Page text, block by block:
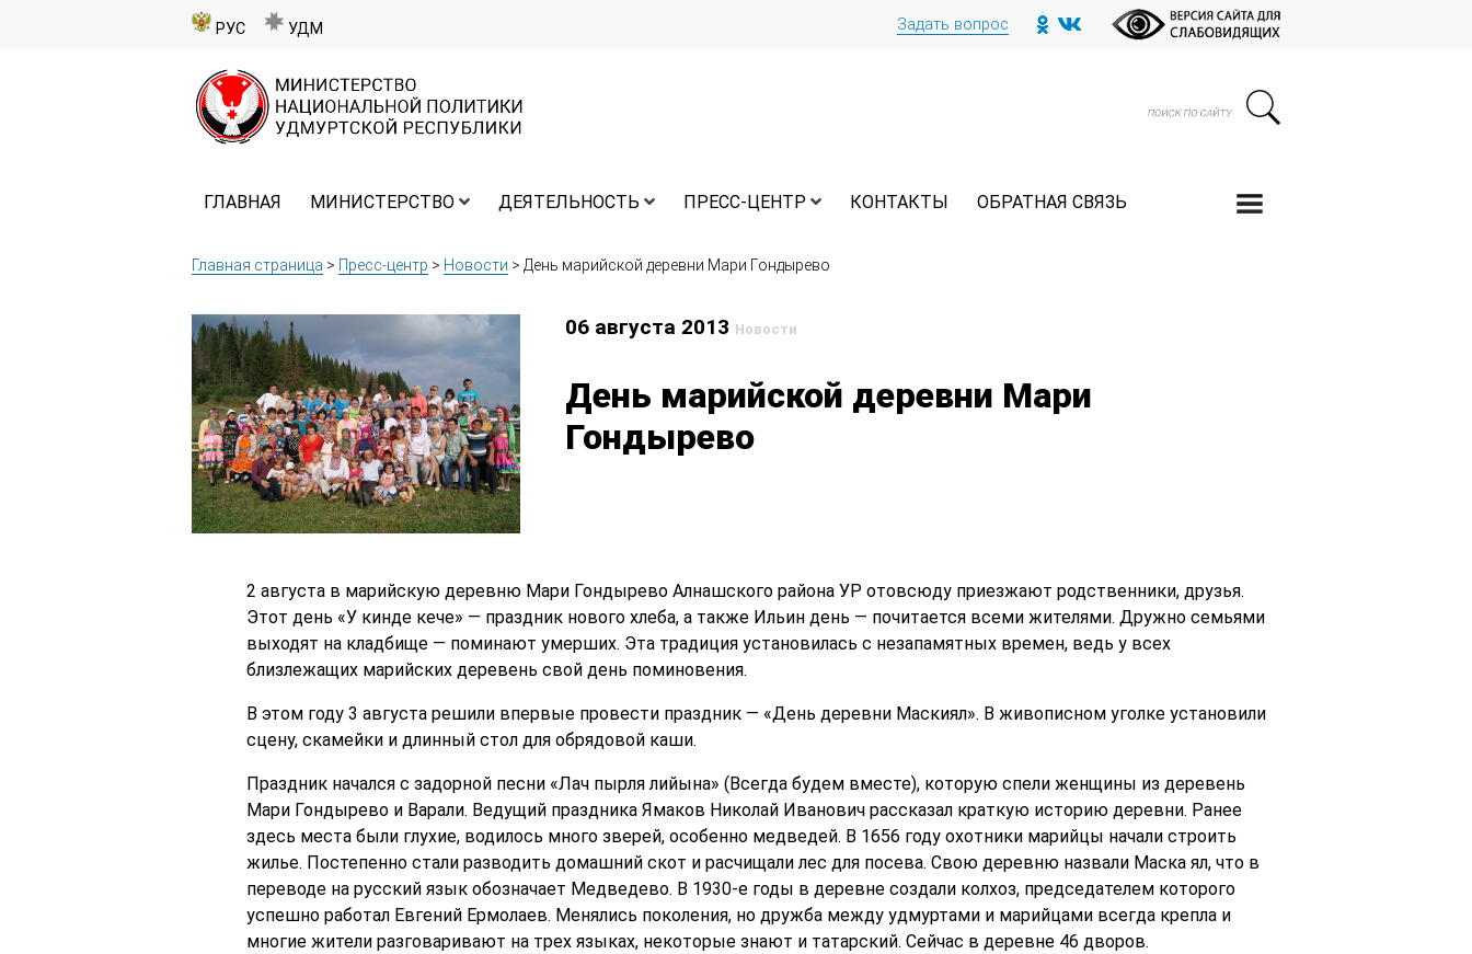
РУС УДМ Задать вопрос
ГЛАВНАЯ МИНИСТЕРСТВО ДЕЯТЕЛЬНОСТЬ ПРЕСС-ЦЕНТР КОНТАКТЫ ОБРАТНАЯ СВЯЗЬ
Главная страница > Пресс-центр > Новости > День марийской деревни Мари Гондырево
06 августа 2013 Новости
День марийской деревни Мари
Гондырево
2 августа в марийскую деревню Мари Гондырево Алнашского района УР отовсюду приезжают родственники, друзья.
Этот день «У кинде кече» — праздник нового хлеба, а также Ильин день — почитается всеми жителями. Дружно семьями
выходят на кладбище — поминают умерших. Эта традиция установилась с незапамятных времен, ведь у всех
близлежащих марийских деревень свой день поминовения.
В этом году 3 августа решили впервые провести праздник — «День деревни Маскиял». В живописном уголке установили
сцену, скамейки и длинный стол для обрядовой каши.
Праздник начался с задорной песни «Лач пырля лийына» (Всегда будем вместе), которую спели женщины из деревень
Мари Гондырево и Варали. Ведущий праздника Ямаков Николай Иванович рассказал краткую историю деревни. Ранее
здесь места были глухие, водилось много зверей, особенно медведей. В 1656 году охотники марийцы начали строить
жилье. Постепенно стали разводить домашний скот и расчищали лес для посева. Свою деревню назвали Маска ял, что в
переводе на русский язык обозначает Медведево. В 1930-е годы в деревне создали колхоз, председателем которого
успешно работал Евгений Ермолаев. Менялись поколения, но дружба между удмуртами и марийцами всегда крепла и
многие жители разговаривают на трех языках, некоторые знают и татарский. Сейчас в деревне 46 дворов.